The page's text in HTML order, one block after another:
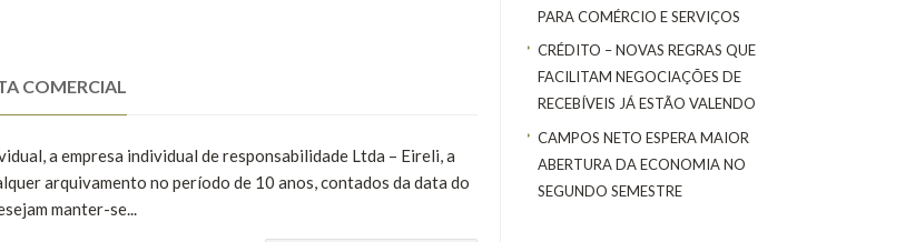
PARA COMÉRCIO E SERVIÇOS
CRÉDITO – NOVAS REGRAS QUE
FACILITAM NEGOCIAÇÕES DE
RECEBÍVEIS JÁ ESTÃO VALENDO
CAMPOS NETO ESPERA MAIOR
ABERTURA DA ECONOMIA NO
SEGUNDO SEMESTRE
COMERCIAL
a empresa individual de responsabilidade Ltda – Eireli, a
arquivamento no período de 10 anos, contados da data do
manter-se...